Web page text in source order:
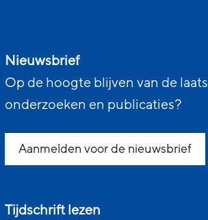
Nieuwsbrief
Op de hoogte blijven van de
onderzoeken en publicaties?
Aanmelden voor de nieuwsbrief
Tijdschrift lezen